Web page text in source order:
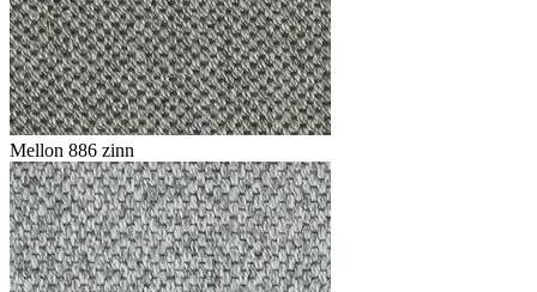
Mellon 886 zinn